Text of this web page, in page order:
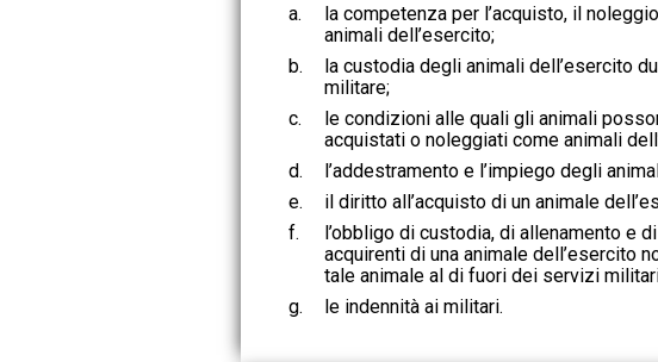
a.
la competenza per l’acquisto, il
animali dell’esercito;
b.
la custodia degli animali dell’esercito
militare;
c.
le condizioni alle quali gli animali
acquistati o noleggiati come animali
d.
l’addestramento e l’impiego degli
e.
il diritto all’acquisto di un animale
f.
l’obbligo di custodia, di allenamento e
acquirenti di una animale dell’esercito
tale animale al di fuori dei servizi
g.
le indennità ai militari.